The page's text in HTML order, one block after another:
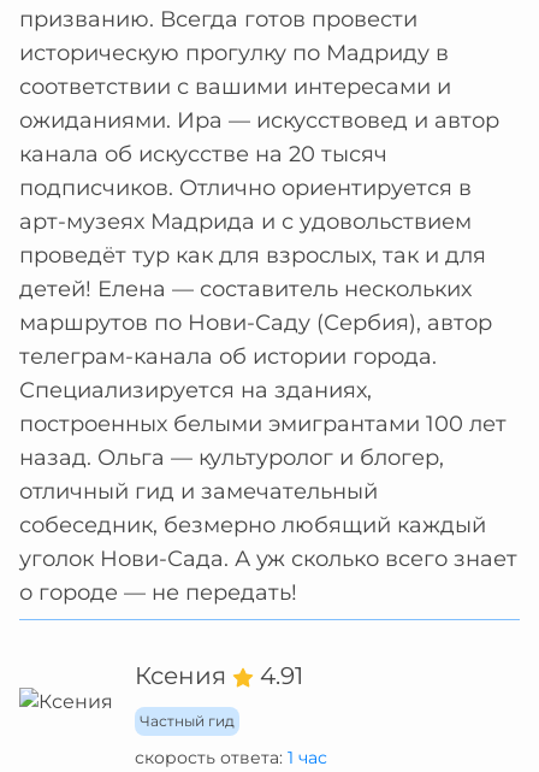
призванию. Всегда готов провести
историческую прогулку по Мадриду в
соответствии с вашими интересами и
ожиданиями. Ира — искусствовед и автор
канала об искусстве на 20 тысяч
подписчиков. Отлично ориентируется в
арт-музеях Мадрида и с удовольствием
проведёт тур как для взрослых, так и для
детей! Елена — составитель нескольких
маршрутов по Нови-Саду (Сербия), автор
телеграм-канала об истории города.
Специализируется на зданиях,
построенных белыми эмигрантами 100 лет
назад. Ольга — культуролог и блогер,
отличный гид и замечательный
собеседник, безмерно любящий каждый
уголок Нови-Сада. А уж сколько всего знает
о городе — не передать!
Ксения 4.91
Частный гид
скорость ответа: 1 час